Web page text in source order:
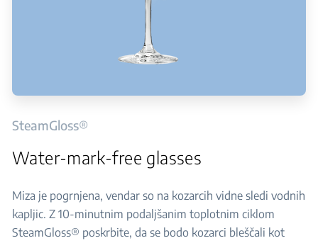
SteamGloss®
Water-mark-free glasses
Miza je pogrnjena, vendar so na kozarcih vidne sledi vodnih
kapljic. Z 10-minutnim podaljšanim toplotnim ciklom
SteamGloss® poskrbite, da se bodo kozarci bleščali kot